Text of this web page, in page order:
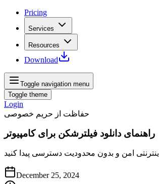
Pricing
Services
Resources
Download
Toggle navigation menu
Toggle theme
Login
حفاظت از حریم خصوصی
راهنمای دانلود فیلترشکن برای کامپیوتر
December 25, 2024